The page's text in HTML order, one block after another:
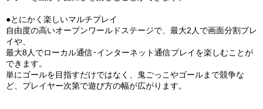
●とにかく楽しいマルチプレイ
自由度の高いオープンワールドステージで、最大2人で画面分割プレ
イや、
最大8人でローカル通信･インターネット通信プレイを楽しむことが
できます。
単にゴールを目指すだけではなく、鬼ごっこやゴールまで競争な
ど、プレイヤー次第で遊び方の幅が広がります。